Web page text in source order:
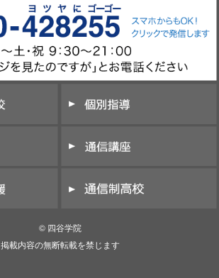
© 四谷学院
掲載内容の無断転載を禁じます